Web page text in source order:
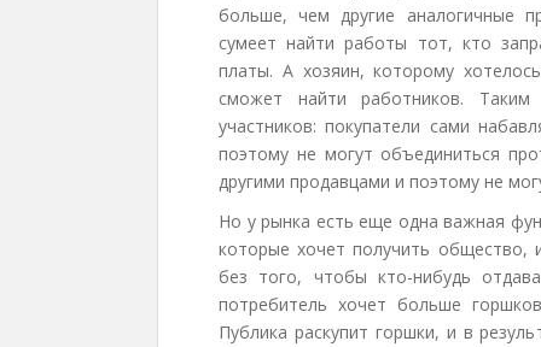
больше, чем другие аналогичные
сумеет найти работы тот, кто
платы. А хозяин, которому
сможет найти работников. Таким
участников: покупатели сами
поэтому не могут объединиться
другими продавцами и поэтому не
Но у рынка есть еще одна важная
которые хочет получить
без того, чтобы кто-нибудь
потребитель хочет больше
Публика раскупит горшки, и в